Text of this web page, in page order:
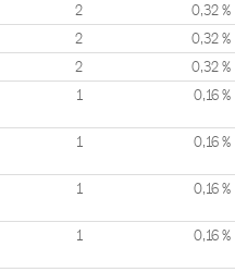
2 0,32 %
2 0,32 %
2 0,32 %
1 0,16 %
1 0,16 %
1 0,16 %
1 0,16 %